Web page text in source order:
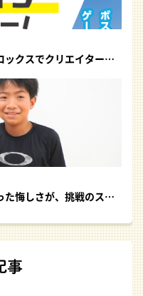
【終了】＜公開＞マイクラ＆ロブロックスでクリエイターデビュー！｜プログラミング体験イベント
【受講生インタビュー】できなかった悔しさが、挑戦のスタートに！